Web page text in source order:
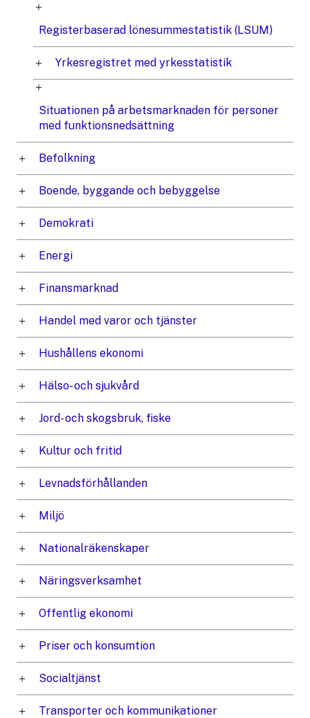
Registerbaserad lönesummestatistik (LSUM)
Yrkesregistret med yrkesstatistik
Situationen på arbetsmarknaden för personer
med funktionsnedsättning
Befolkning
Boende, byggande och bebyggelse
Demokrati
Energi
Finansmarknad
Handel med varor och tjänster
Hushållens ekonomi
Hälso- och sjukvård
Jord- och skogsbruk, fiske
Kultur och fritid
Levnadsförhållanden
Miljö
Nationalräkenskaper
Näringsverksamhet
Offentlig ekonomi
Priser och konsumtion
Socialtjänst
Transporter och kommunikationer